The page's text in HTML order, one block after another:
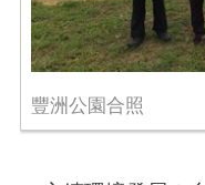
豐洲公園合照